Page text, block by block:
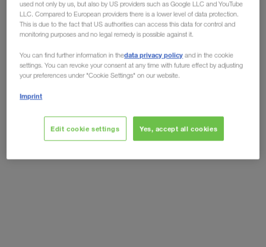
Although the world is returning to normality, step
by step,the virus has still not yet completely
disappeared.Truck drivers are still being faced
with high risks of infection. Complying with the
best and easiest way of protecting yourself from
infection. That does not just apply to the Corona
Virus, but alsoprotects yourselffrom other
used not only by us, but also by US providers such as Google LLC and YouTube
LLC. Compared to European providers there is a lower level of data protection.
This is due to the fact that US authorities can access this data for control and
monitoring purposes and no legal remedy is possible against it.
You can find further information in thedata privacy policy and in the cookie
settings. You can revoke your consent at any time with future effect by adjusting
your preferences under "Cookie Settings" on our website.
Imprint
Edit cookie settings Yes, accept all cookies